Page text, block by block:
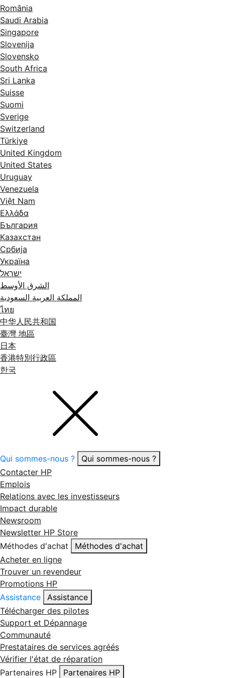
România
Saudi Arabia
Singapore
Slovenija
Slovensko
South Africa
Sri Lanka
Suisse
Suomi
Sverige
Switzerland
Türkiye
United Kingdom
United States
Uruguay
Venezuela
Việt Nam
Ελλάδα
България
Казахстан
Србија
Україна
ישראל
الشرق الأوسط
المملكة العربية السعودية
ไทย
中华人民共和国
臺灣 地區
日本
香港特別行政區
한국
Qui sommes-nous ?
Qui sommes-nous ?
Contacter HP
Emplois
Relations avec les investisseurs
Impact durable
Newsroom
Newsletter HP Store
Méthodes d'achat
Méthodes d'achat
Acheter en ligne
Trouver un revendeur
Promotions HP
Assistance
Assistance
Télécharger des pilotes
Support et Dépannage
Communauté
Prestataires de services agréés
Vérifier l'état de réparation
Partenaires HP
Partenaires HP